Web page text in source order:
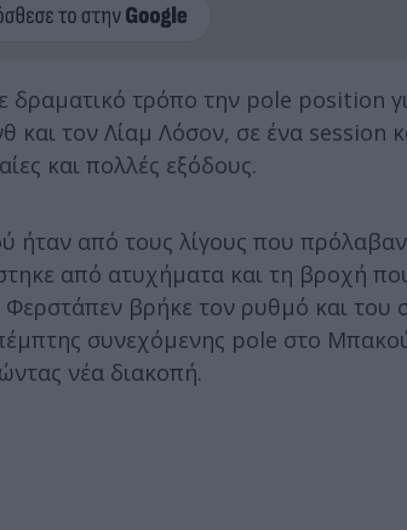
τρόπο την pole position
και τον Λίαμ Λόσον, σε ένα session
και πολλές εξόδους.
ήταν από τους λίγους που
από ατυχήματα και τη βροχή
βρήκε τον ρυθμό και του
συνεχόμενης pole στο
νέα διακοπή.